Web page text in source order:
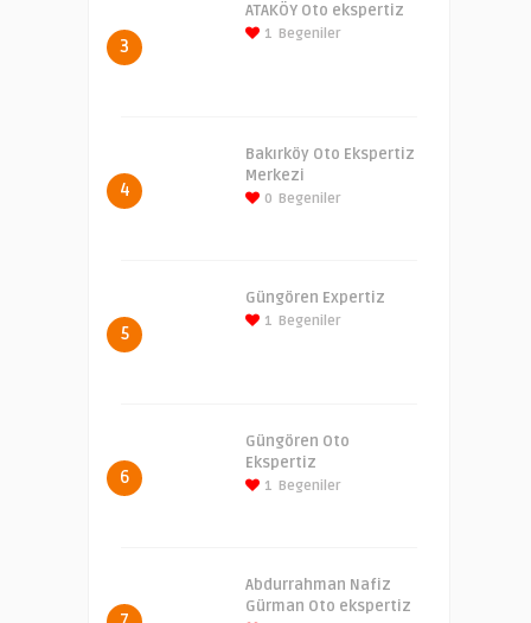
3
ATAKÖY Oto ekspertiz
1 Begeniler
4
Bakırköy Oto Ekspertiz
Merkezi
0 Begeniler
5
Güngören Expertiz
1 Begeniler
6
Güngören Oto
Ekspertiz
1 Begeniler
Abdurrahman Nafiz
Gürman Oto ekspertiz